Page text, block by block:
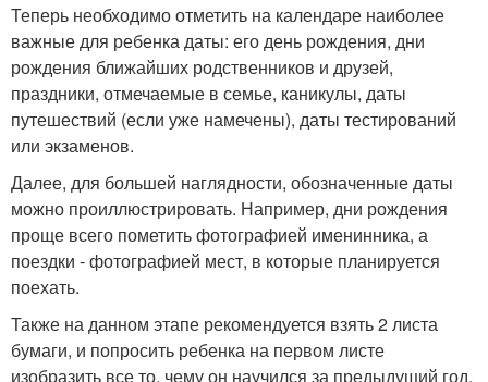
Теперь необходимо отметить на календаре наиболее
важные для ребенка даты: его день рождения, дни
рождения ближайших родственников и друзей,
праздники, отмечаемые в семье, каникулы, даты
путешествий (если уже намечены), даты тестирований
или экзаменов.
Далее, для большей наглядности, обозначенные даты
можно проиллюстрировать. Например, дни рождения
проще всего пометить фотографией именинника, а
поездки - фотографией мест, в которые планируется
поехать.
Также на данном этапе рекомендуется взять 2 листа
бумаги, и попросить ребенка на первом листе
изобразить все то, чему он научился за предыдущий год,